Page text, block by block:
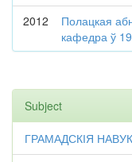
2012
Полацкая
кафедра ў
Subject
ГРАМАДСКІЯ